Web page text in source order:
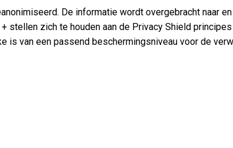
De informatie wordt overgebracht naar
stellen zich te houden aan de Privacy Shield
is van een passend beschermingsniveau voor de